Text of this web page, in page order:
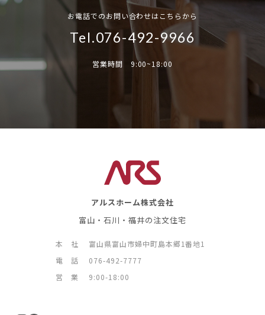
お電話でのお問い合わせはこちらから
Tel.076-492-9966
営業時間 9:00~18:00
アルスホーム株式会社
富山・石川・福井の注文住宅
本 社
富山県富山市婦中町島本郷1番地1
電 話
076-492-7777
営 業
9:00-18:00